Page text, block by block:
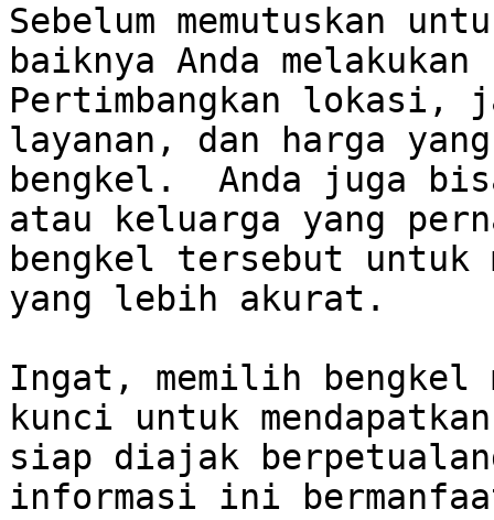
Sebelum memutuskan
baiknya Anda
Pertimbangkan lokasi,
layanan, dan harga
bengkel.  Anda juga
atau keluarga yang
bengkel tersebut untuk
yang lebih akurat.
Ingat, memilih bengkel
kunci untuk
siap diajak
informasi ini bermanfaat